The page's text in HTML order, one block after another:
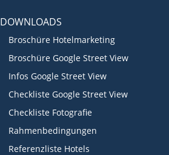
DOWNLOADS
Broschüre Hotelmarketing
Broschüre Google Street View
Infos Google Street View
Checkliste Google Street View
Checkliste Fotografie
Rahmenbedingungen
Referenzliste Hotels